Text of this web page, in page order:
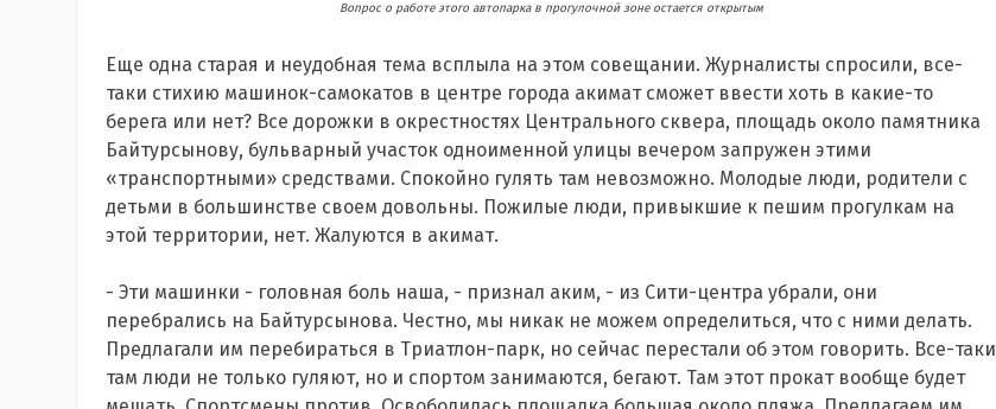
Вопрос о работе этого автопарка в прогулочной зоне остается открытым
Еще одна старая и неудобная тема всплыла на этом совещании. Журналисты спросили, все-
таки стихию машинок-самокатов в центре города акимат сможет ввести хоть в какие-то
берега или нет? Все дорожки в окрестностях Центрального сквера, площадь около памятника
Байтурсынову, бульварный участок одноименной улицы вечером запружен этими
«транспортными» средствами. Спокойно гулять там невозможно. Молодые люди, родители с
детьми в большинстве своем довольны. Пожилые люди, привыкшие к пешим прогулкам на
этой территории, нет. Жалуются в акимат.
- Эти машинки - головная боль наша, - признал аким, - из Сити-центра убрали, они
перебрались на Байтурсынова. Честно, мы никак не можем определиться, что с ними делать.
Предлагали им перебираться в Триатлон-парк, но сейчас перестали об этом говорить. Все-таки
там люди не только гуляют, но и спортом занимаются, бегают. Там этот прокат вообще будет